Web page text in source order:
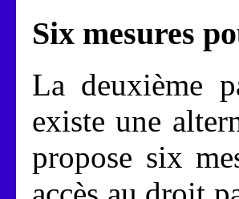
Six mesures
La deuxième
existe une
propose six